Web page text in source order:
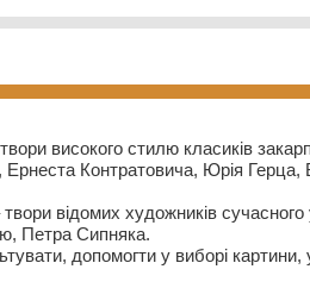
високого стилю класиків
Контратовича, Юрія
відомих художників
Петра Сипняка.
допомогти у виборі картини,